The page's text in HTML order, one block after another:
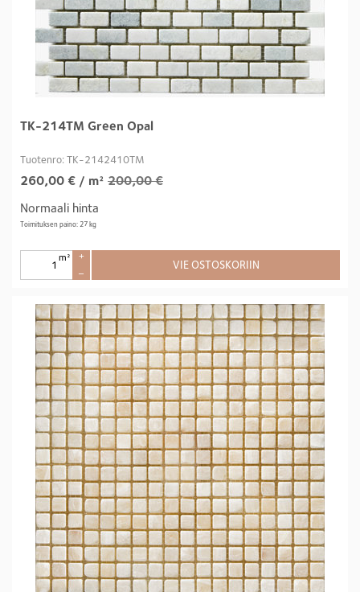
TK-214TM Green Opal
Tuotenro: TK-2142410TM
260,00 € / m² 200,00 €
Normaali hinta
Toimituksen paino: 27 kg
m²
+
–
VIE OSTOSKORIIN